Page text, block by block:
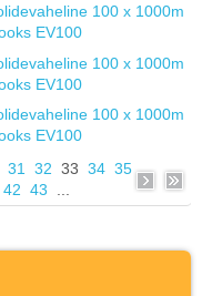
31 32 33 34 35
42 43